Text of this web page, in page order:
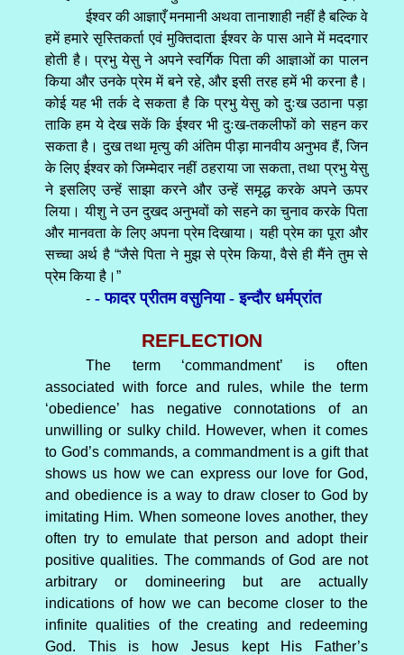
ईश्वर की आज्ञाएँ मनमानी अथवा तानाशाही नहीं है बल्कि वे
हमें हमारे सृस्तिकर्ता एवं मुक्तिदाता ईश्वर के पास आने में मददगार
होती है। प्रभु येसु ने अपने स्वर्गिक पिता की आज्ञाओं का पालन
किया और उनके प्रेम में बने रहे, और इसी तरह हमें भी करना है।
कोई यह भी तर्क दे सकता है कि प्रभु येसु को दुःख उठाना पड़ा
ताकि हम ये देख सकें कि ईश्वर भी दुःख-तकलीफों को सहन कर
सकता है। दुख तथा मृत्यु की अंतिम पीड़ा मानवीय अनुभव हैं, जिन
के लिए ईश्वर को जिम्मेदार नहीं ठहराया जा सकता, तथा प्रभु येसु
ने इसलिए उन्हें साझा करने और उन्हें समृद्ध करके अपने ऊपर
लिया। यीशु ने उन दुखद अनुभवों को सहने का चुनाव करके पिता
और मानवता के लिए अपना प्रेम दिखाया। यही प्रेम का पूरा और
सच्चा अर्थ है “जैसे पिता ने मुझ से प्रेम किया, वैसे ही मैंने तुम से
प्रेम किया है।”
-- फादर प्रीतम वसुनिया - इन्दौर धर्मप्रांत
REFLECTION
The term ‘commandment’ is often
associated with force and rules, while the term
‘obedience’ has negative connotations of an
unwilling or sulky child. However, when it comes
to God’s commands, a commandment is a gift that
shows us how we can express our love for God,
and obedience is a way to draw closer to God by
imitating Him. When someone loves another, they
often try to emulate that person and adopt their
positive qualities. The commands of God are not
arbitrary or domineering but are actually
indications of how we can become closer to the
infinite qualities of the creating and redeeming
God. This is how Jesus kept His Father’s